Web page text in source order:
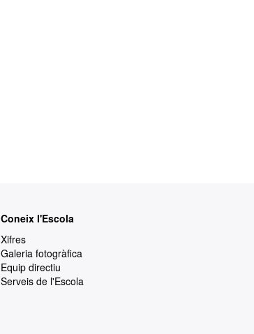
Coneix l'Escola
Xifres
Galeria fotogràfica
Equip directiu
Serveis de l'Escola